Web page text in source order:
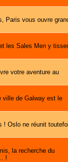
Paris vous ouvre
les Sales Men y
votre aventure au
ville de Galway est le
! Oslo ne réunit
la recherche du
!